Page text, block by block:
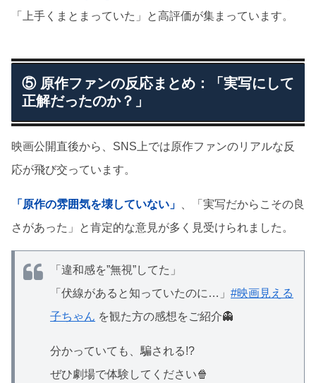
「上手くまとまっていた」と高評価が集まっています。
⑤ 原作ファンの反応まとめ：「実写にして
正解だったのか？」
映画公開直後から、SNS上では原作ファンのリアルな反
応が飛び交っています。
「原作の雰囲気を壊していない」
、「実写だからこその良
さがあった」と肯定的な意見が多く見受けられました。
「違和感を”無視”してた」
「伏線があると知っていたのに…」 #映画見える
子ちゃん を観た方の感想をご紹介👻
分かっていても、騙される!?
ぜひ劇場で体験してください🍿